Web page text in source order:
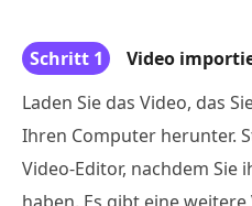
Schritt 1
Video
Laden Sie das Video, das
Ihren Computer herunter.
Video-Editor, nachdem Sie